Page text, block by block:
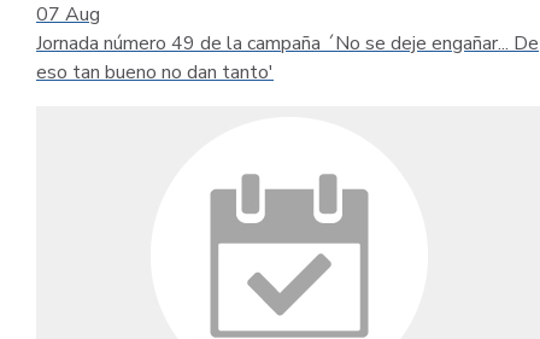
07 Aug
Jornada número 49 de la campaña ´No se deje engañar... De
eso tan bueno no dan tanto'